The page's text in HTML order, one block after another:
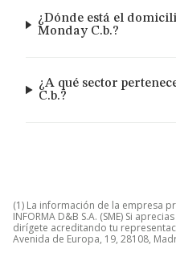
¿Dónde está el
Monday C.b.?
¿A qué sector
C.b.?
(1) La información de la empresa
INFORMA D&B S.A. (SME) Si
dirígete acreditando tu
Avenida de Europa, 19, 28108,